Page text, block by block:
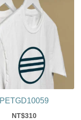
PETGD10059
NT$310